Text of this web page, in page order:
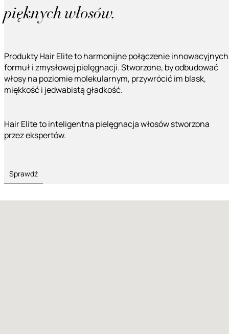
pięknych włosów.
Produkty Hair Elite to harmonijne połączenie innowacyjnych
formuł i zmysłowej pielęgnacji. Stworzone, by odbudować
włosy na poziomie molekularnym, przywrócić im blask,
miękkość i jedwabistą gładkość.
Hair Elite to inteligentna pielęgnacja włosów stworzona
przez ekspertów.
Sprawdź